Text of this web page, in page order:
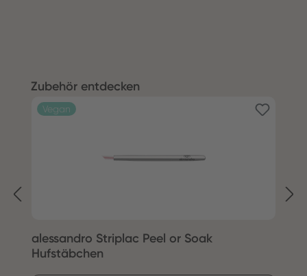
Produktgalerie überspringen
Zubehör entdecken
Vegan
alessandro Striplac Peel or Soak
Hufstäbchen